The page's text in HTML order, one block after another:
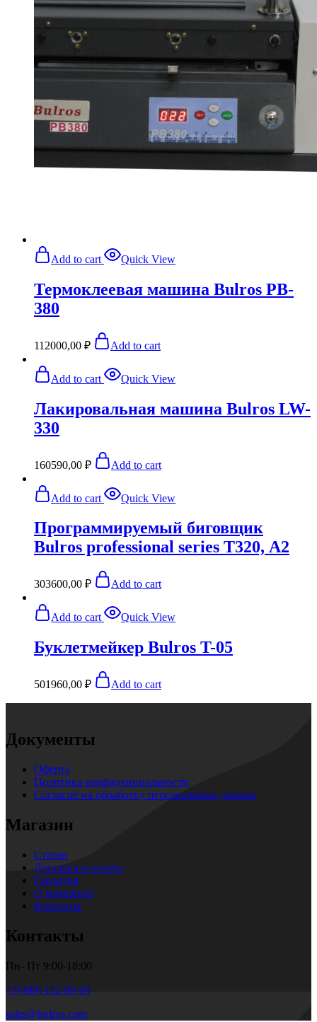
Add to cart Quick View
Термоклеевая машина Bulros PB-
380
112000,00 ₽ Add to cart
Add to cart Quick View
Лакировальная машина Bulros LW-
330
160590,00 ₽ Add to cart
Add to cart Quick View
Программируемый биговщик
Bulros professional series Т320, А2
303600,00 ₽ Add to cart
Add to cart Quick View
Буклетмейкер Bulros T-05
501960,00 ₽ Add to cart
Документы
Оферта
Политика конфиденциальности
Согласие на обработку персональных данных
Магазин
Статьи
Доставка и оплата
Гарантия
О компании
Контакты
Контакты
Пн- Пт 9:00-18:00
+7(499) 112-09-04
sales@bulros.com